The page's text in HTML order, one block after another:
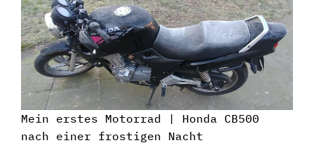
Mein erstes Motorrad | Honda CB500
nach einer frostigen Nacht